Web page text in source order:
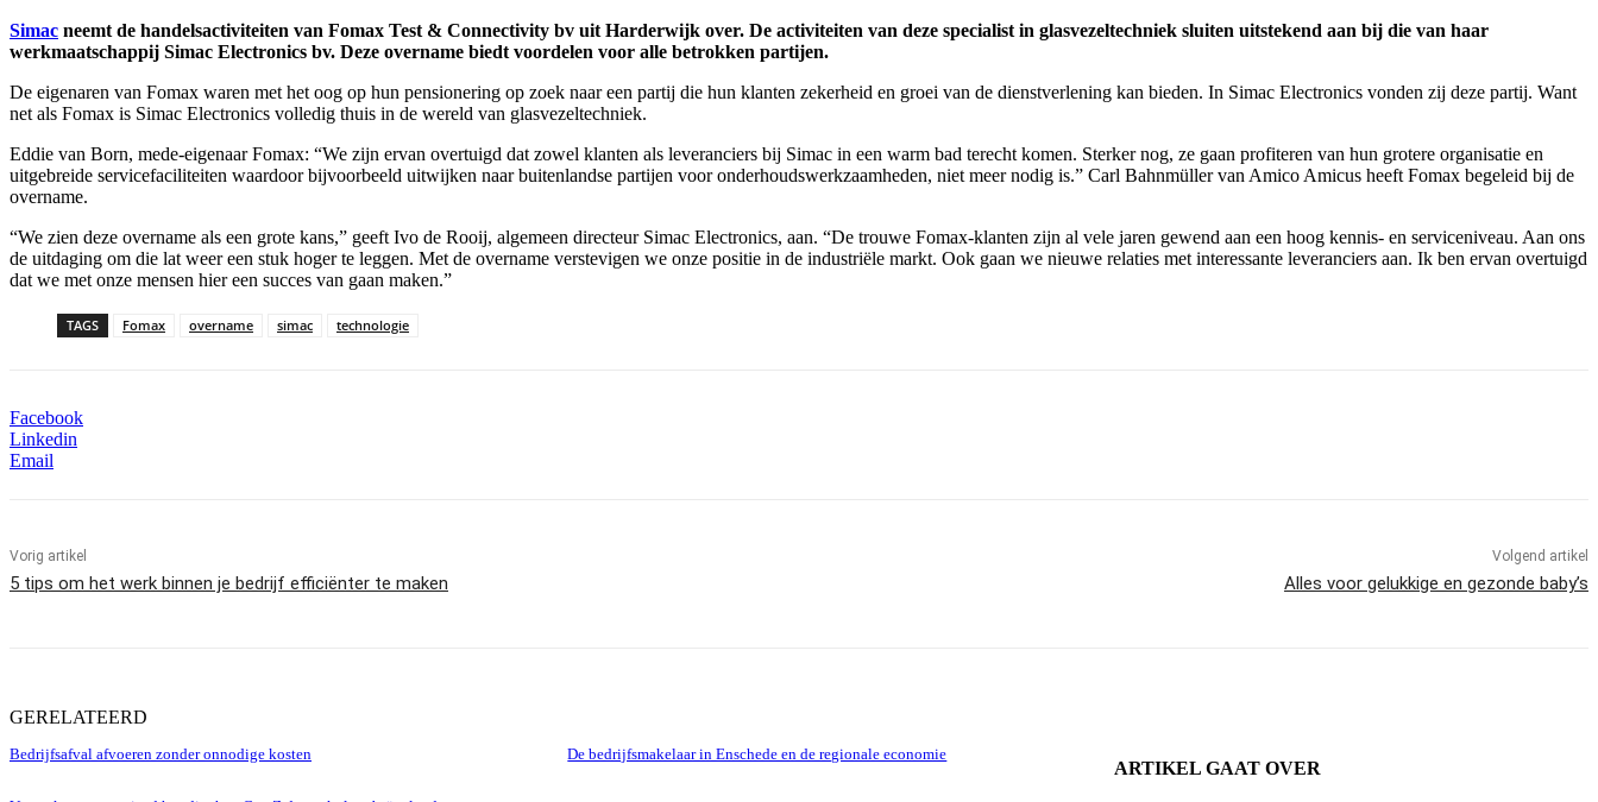
Simac neemt de handelsactiviteiten van Fomax Test & Connectivity bv uit Harderwijk over. De activiteiten van deze specialist in glasvezeltechniek sluiten uitstekend aan bij die van haar
werkmaatschappij Simac Electronics bv. Deze overname biedt voordelen voor alle betrokken partijen.
De eigenaren van Fomax waren met het oog op hun pensionering op zoek naar een partij die hun klanten zekerheid en groei van de dienstverlening kan bieden. In Simac Electronics vonden zij deze partij. Want
net als Fomax is Simac Electronics volledig thuis in de wereld van glasvezeltechniek.
Eddie van Born, mede-eigenaar Fomax: “We zijn ervan overtuigd dat zowel klanten als leveranciers bij Simac in een warm bad terecht komen. Sterker nog, ze gaan profiteren van hun grotere organisatie en
uitgebreide servicefaciliteiten waardoor bijvoorbeeld uitwijken naar buitenlandse partijen voor onderhoudswerkzaamheden, niet meer nodig is.” Carl Bahnmüller van Amico Amicus heeft Fomax begeleid bij de
overname.
“We zien deze overname als een grote kans,” geeft Ivo de Rooij, algemeen directeur Simac Electronics, aan. “De trouwe Fomax-klanten zijn al vele jaren gewend aan een hoog kennis- en serviceniveau. Aan ons
de uitdaging om die lat weer een stuk hoger te leggen. Met de overname verstevigen we onze positie in de industriële markt. Ook gaan we nieuwe relaties met interessante leveranciers aan. Ik ben ervan overtuigd
dat we met onze mensen hier een succes van gaan maken.”
TAGS Fomax overname simac technologie
Facebook
Linkedin
Email
Vorig artikel
5 tips om het werk binnen je bedrijf efficiënter te maken
Volgend artikel
Alles voor gelukkige en gezonde baby’s
GERELATEERD
Bedrijfsafval afvoeren zonder onnodige kosten De bedrijfsmakelaar in Enschede en de regionale economie
ARTIKEL GAAT OVER